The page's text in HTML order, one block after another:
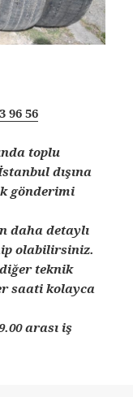
96 56
toplu
dışına
gönderimi
daha detaylı
olabilirsiniz.
teknik
saati kolayca
arası iş